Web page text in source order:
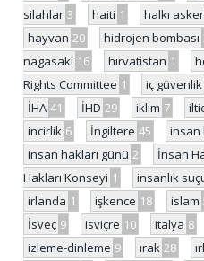
silahlar 3 haiti 1 halkı
hayvan 20 hidrojen bombası
nagasaki 16 hırvatistan 1
Rights Committee 1 iç güvenlik
İHA 41 İHD 29 iklim 7
incirlik 6 İngiltere 45 insan
insan hakları günü 2 İnsan
Hakları Konseyi 1 insanlık
irlanda 1 işkence 18 islam
İsveç 9 isviçre 10 italya 8
izleme-dinleme 9 ırak 28